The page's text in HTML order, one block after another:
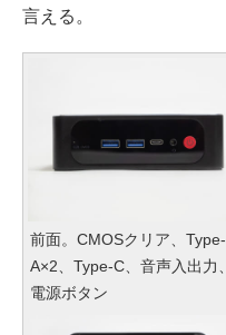
言える。
前面。CMOSクリア、Type-
A×2、Type-C、音声入出力、
電源ボタン